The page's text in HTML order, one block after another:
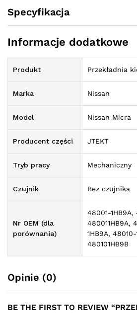
Specyfikacja
Informacje dodatkowe
Produkt Przekładnia
Marka Nissan
Model Nissan Micra
Producent części JTEKT
Tryb pracy Mechaniczny
Czujnik Bez czujnika
Nr OEM (dla
porównania)
48001-1HB9A,
480011HB9A,
1HB9A,
480101HB9B
Opinie (0)
BE THE FIRST TO REVIEW